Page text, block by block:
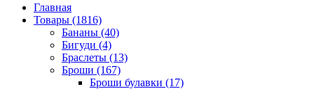
Главная
Товары (1816)
Бананы (40)
Бигуди (4)
Браслеты (13)
Броши (167)
Броши булавки (17)